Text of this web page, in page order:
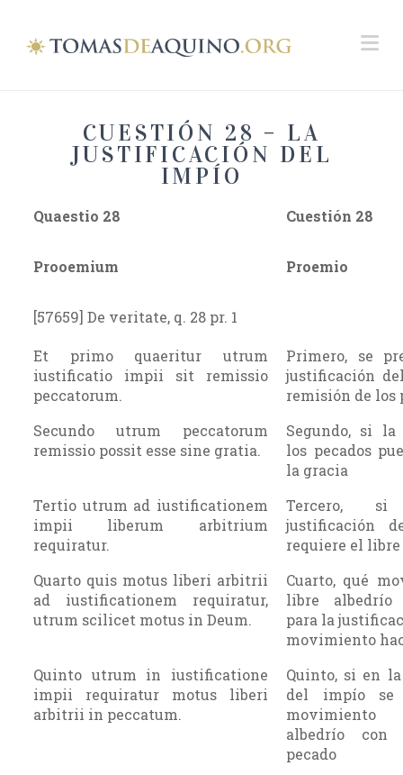
CUESTIÓN 28 – LA
JUSTIFICACIÓN DEL
IMPÍO
Quaestio 28 Cuestión 28
Prooemium Proemio
[57659] De veritate, q. 28 pr. 1
Et primo quaeritur utrum
iustificatio impii sit remissio
peccatorum.
Primero, se
justificación
remisión de los
Secundo utrum peccatorum
remissio possit esse sine gratia.
Segundo, si
los pecados
la gracia
Tertio utrum ad iustificationem
impii liberum arbitrium
requiratur.
Tercero,
justificación
requiere el
Quarto quis motus liberi arbitrii
ad iustificationem requiratur,
utrum scilicet motus in Deum.
Cuarto, qué
libre albedrío
para la
movimiento
Quinto utrum in iustificatione
impii requiratur motus liberi
arbitrii in peccatum.
Quinto, si en
del impío se
albedrío con
pecado